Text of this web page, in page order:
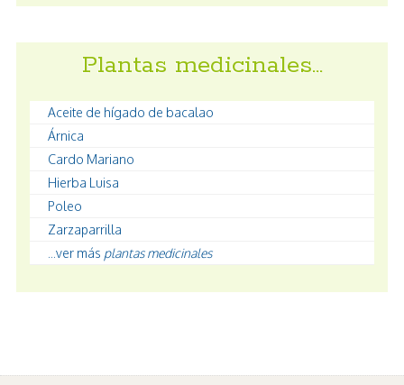
Plantas medicinales…
Aceite de hígado de bacalao
Árnica
Cardo Mariano
Hierba Luisa
Poleo
Zarzaparrilla
...ver más plantas medicinales